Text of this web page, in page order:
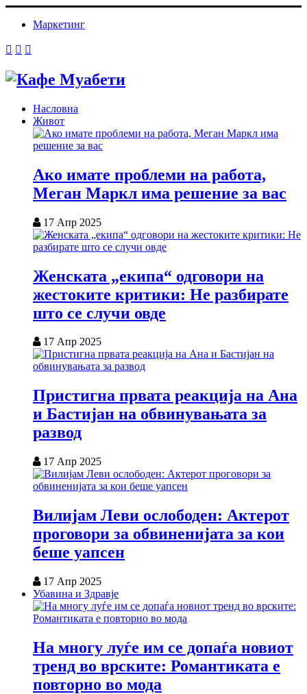
Маркетинг
Насловна
Живот
Ако имате проблеми на работа,
Меган Маркл има решение за вас
17 Апр 2025
Женската „екипа“ одговори на
жестоките критики: Не разбирате
што се случи овде
17 Апр 2025
Пристигна првата реакција на Ана
и Бастијан на обвинувањата за
развод
17 Апр 2025
Вилијам Леви ослободен: Актерот
проговори за обвиненијата за кои
беше уапсен
17 Апр 2025
Убавина и Здравје
На многу луѓе им се допаѓа новиот
тренд во врските: Романтиката е
повторно во мода